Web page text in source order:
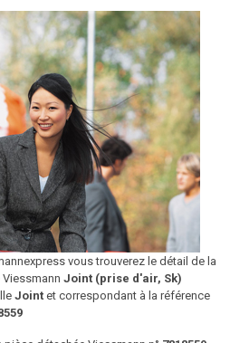
vous trouverez le détail de la
Joint (prise d'air, Sk)
Joint et correspondant à la référence